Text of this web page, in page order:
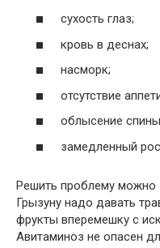
сухость глаз;
кровь в деснах;
насморк;
отсутствие
облысение
замедленный
Решить проблему можно
Грызуну надо давать
фрукты вперемешку с
Авитаминоз не опасен